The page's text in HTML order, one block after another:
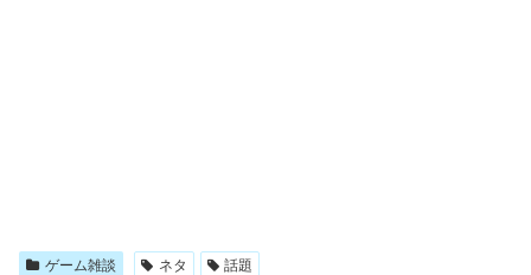
ゲーム雑談 ネタ 話題